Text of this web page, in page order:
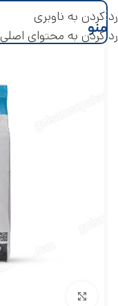
رد کردن به ناوبری
رد کردن به محتوای اصلی
منو